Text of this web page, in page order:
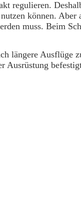
regulieren.
können.
muss. Beim
längere Ausflüge